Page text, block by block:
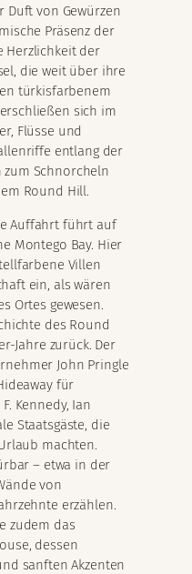
Duft von Gewürzen
Präsenz der
Herzlichkeit der
die weit über ihre
türkisfarbenem
sich im
Flüsse und
entlang der
zum Schnorcheln
Round Hill.
Auffahrt führt auf
Montego Bay. Hier
Villen
ein, als wären
Ortes gewesen.
des Round
Jahre zurück. Der
John Pringle
für
Kennedy, Ian
Staatsgäste, die
machten.
– etwa in der
von
erzählen.
zudem das
dessen
sanften Akzenten